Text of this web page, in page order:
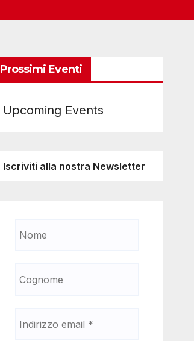
Prossimi Eventi
Upcoming Events
Iscriviti alla nostra Newsletter